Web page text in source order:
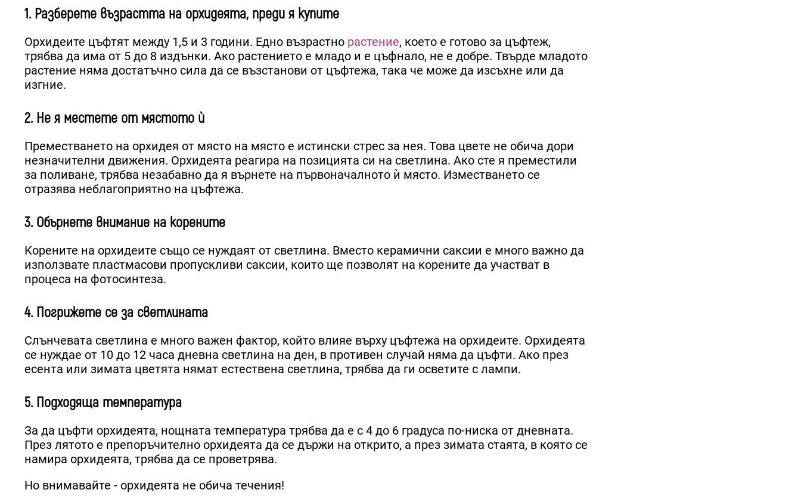
1. Разберете възрастта на орхидеята, преди я купите
Орхидеите цъфтят между 1,5 и 3 години. Едно възрастно растение, което е готово за цъфтеж,
трябва да има от 5 до 8 издънки. Ако растението е младо и е цъфнало, не е добре. Твърде младото
растение няма достатъчно сила да се възстанови от цъфтежа, така че може да изсъхне или да
изгние.
2. Не я местете от мястото ѝ
Преместването на орхидея от място на място е истински стрес за нея. Това цвете не обича дори
незначителни движения. Орхидеята реагира на позицията си на светлина. Ако сте я преместили
за поливане, трябва незабавно да я върнете на първоначалното ѝ място. Изместването се
отразява неблагоприятно на цъфтежа.
3. Обърнете внимание на корените
Корените на орхидеите също се нуждаят от светлина. Вместо керамични саксии е много важно да
използвате пластмасови пропускливи саксии, които ще позволят на корените да участват в
процеса на фотосинтеза.
4. Погрижете се за светлината
Слънчевата светлина е много важен фактор, който влияе върху цъфтежа на орхидеите. Орхидеята
се нуждае от 10 до 12 часа дневна светлина на ден, в противен случай няма да цъфти. Ако през
есента или зимата цветята нямат естествена светлина, трябва да ги осветите с лампи.
5. Подходяща температура
За да цъфти орхидеята, нощната температура трябва да е с 4 до 6 градуса по-ниска от дневната.
През лятото е препоръчително орхидеята да се държи на открито, а през зимата стаята, в която се
намира орхидеята, трябва да се проветрява.
Но внимавайте - орхидеята не обича течения!